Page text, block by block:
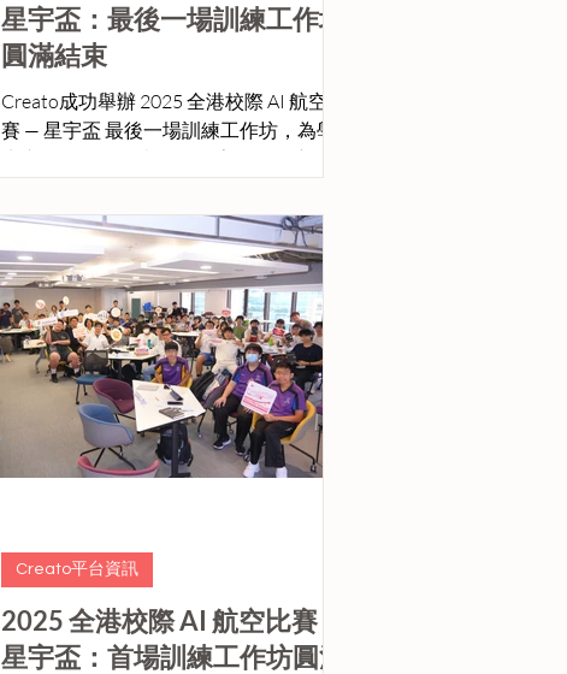
星宇盃：最後一場訓練工作坊
圓滿結束
Creato成功舉辦 2025 全港校際 AI 航空比
賽 — 星宇盃 最後一場訓練工作坊，為學
生隊伍備戰12月舉行的星宇盃做好充分準
境的模擬飛行場景中。在專業教練指導
下，參賽學生提升飛行技術、團隊合作及
航空安全知識，磨練他們管控駕駛艙協調
及飛行操作的能力，這些都是在飛行模擬
挑戰 與AI航路規劃挑戰 中成功不可或缺的
要素。
2025 全港校際 AI 航空比賽 —
星宇盃：首場訓練工作坊圓滿
Creato平台資訊